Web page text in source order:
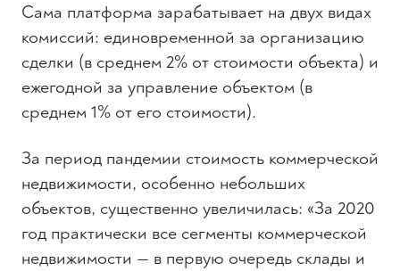
Сама платформа зарабатывает на двух видах
комиссий: единовременной за организацию
сделки (в среднем 2% от стоимости объекта) и
ежегодной за управление объектом (в
среднем 1% от его стоимости).
За период пандемии стоимость коммерческой
недвижимости, особенно небольших
объектов, существенно увеличилась: «За 2020
год практически все сегменты коммерческой
недвижимости — в первую очередь склады и